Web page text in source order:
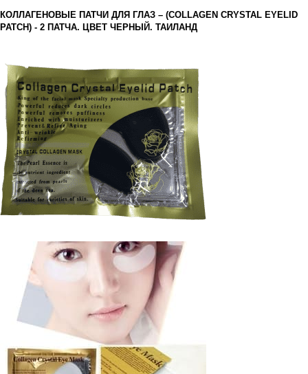
КОЛЛАГЕНОВЫЕ ПАТЧИ ДЛЯ ГЛАЗ – (COLLAGEN CRYSTAL EYELID
PATCH) - 2 ПАТЧА. ЦВЕТ ЧЕРНЫЙ. ТАИЛАНД